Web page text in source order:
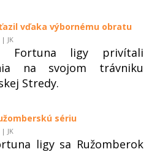
vďaka výbornému obratu
| JK
Fortuna ligy privítali
na svojom trávniku
Stredy.
sériu
| JK
ligy sa Ružomberok